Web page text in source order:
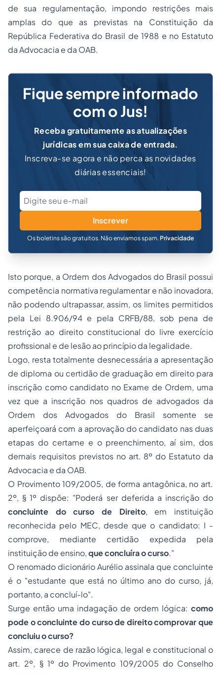
de sua regulamentação, impondo restrições mais
amplas do que as previstas na Constituição da
República Federativa do Brasil de 1988 e no Estatuto
da Advocacia e da OAB.
Fique sempre informado
com o Jus!
Receba gratuitamente as atualizações
jurídicas em sua caixa de entrada.
Inscreva-se agora e não perca as novidades
diárias essenciais!
Inscrever
Os boletins são gratuitos. Não enviamos spam. Privacidade
Isto porque, a Ordem dos Advogados do Brasil possui
competência normativa regulamentar e não inovadora,
não podendo ultrapassar, assim, os limites permitidos
pela Lei 8.906/94 e pela CRFB/88, sob pena de
restrição ao direito constitucional do livre exercício
profissional e de lesão ao princípio da legalidade.
Logo, resta totalmente desnecessária a apresentação
de diploma ou certidão de graduação em direitopara
inscrição como candidato no Exame de Ordem, uma
vez que a inscrição nos quadros de advogados da
Ordem dos Advogados do Brasil somente se
aperfeiçoará com a aprovação do candidato nas duas
etapas do certame e o preenchimento, aí sim, dos
demais requisitos previstos no art. 8º do Estatuto da
Advocacia e da OAB.
O Provimento 109/2005, de forma antagônica, no art.
2º, § 1º dispõe: "Poderá ser deferida a inscrição do
concluinte do curso de Direito, em instituição
reconhecida pelo MEC, desde que o candidato: I -
comprove, mediante certidão expedida pela
instituição de ensino,que concluíra o curso."
O renomado dicionário Aurélio assinala que concluinte
é o "estudante que está no último ano do curso, já,
portanto, a concluí-lo".
Surge então uma indagação de ordem lógica: como
pode o concluinte do curso de direito comprovar que
concluiu o curso?
Assim, carece de razão lógica, legal e constitucional o
art. 2º, § 1º do Provimento 109/2005 do Conselho